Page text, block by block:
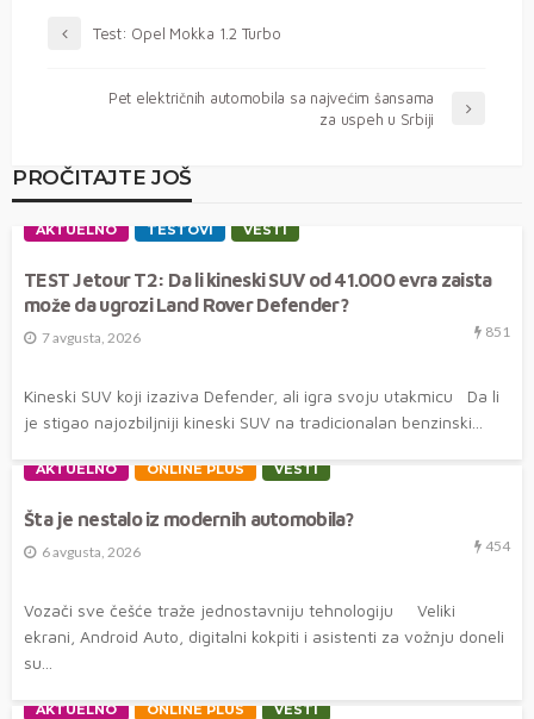
Test: Opel Mokka 1.2 Turbo
Pet električnih automobila sa najvećim šansama
za uspeh u Srbiji
PROČITAJTE JOŠ
AKTUELNO TESTOVI VESTI
TEST Jetour T2: Da li kineski SUV od 41.000 evra zaista
može da ugrozi Land Rover Defender?
7 avgusta, 2026 851
Kineski SUV koji izaziva Defender, ali igra svoju utakmicu Da li
je stigao najozbiljniji kineski SUV na tradicionalan benzinski...
AKTUELNO ONLINE PLUS VESTI
Šta je nestalo iz modernih automobila?
6 avgusta, 2026 454
Vozači sve češće traže jednostavniju tehnologiju Veliki
ekrani, Android Auto, digitalni kokpiti i asistenti za vožnju doneli
su...
AKTUELNO ONLINE PLUS VESTI